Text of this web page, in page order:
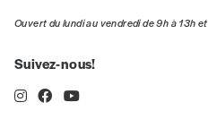
offrons les deux derniers
Je souhaite
Ouvert du lundi au vendredi de 9h à 13h
Suivez-nous!